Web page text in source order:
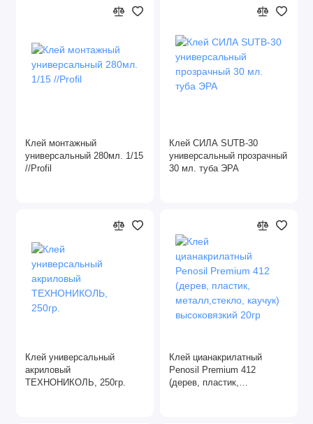
Клей монтажный
универсальный 280мл. 1/15
//Profil
Клей СИЛА SUTB-30
универсальный прозрачный
30 мл. туба ЭРА
Клей универсальный
акриловый
ТЕХНОНИКОЛЬ, 250гр.
Клей цианакрилатный
Penosil Premium 412
(дерев, пластик,